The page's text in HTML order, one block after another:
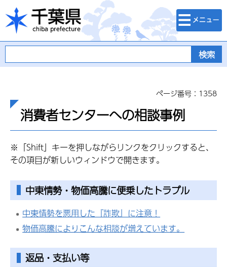
千葉県
検索・メニュ
ー
ページ番号：1358
消費者センターへの相談事例
※「Shift」キーを押しながらリンクをクリックすると、
その項目が新しいウィンドウで開きます。
中東情勢・物価高騰に便乗したトラブル
中東情勢を悪用した『詐欺』に注意！
物価高騰によりこんな相談が増えています。
返品・支払い等